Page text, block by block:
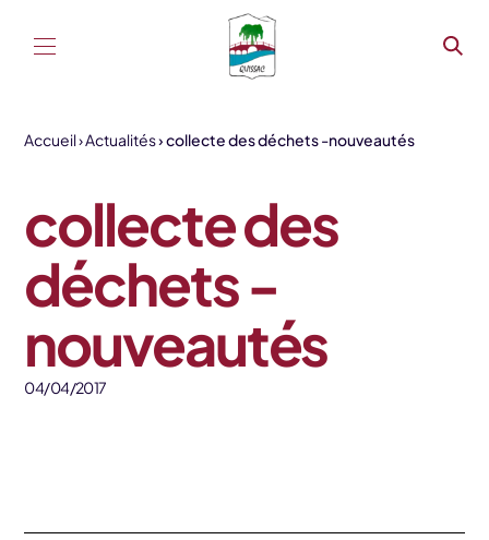
Accueil Actualités collecte des déchets -nouveautés
collecte des
déchets -
nouveautés
04/04/2017